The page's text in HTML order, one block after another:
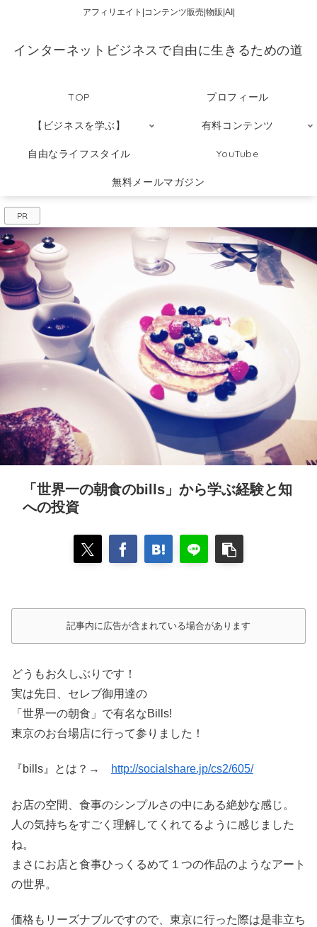
アフィリエイト|コンテンツ販売|物販|AI|
インターネットビジネスで自由に生きるための道
TOP プロフィール
【ビジネスを学ぶ】 有料コンテンツ
自由なライフスタイル YouTube
無料メールマガジン
PR
「世界一の朝食のbills」から学ぶ経験と知
への投資
記事内に広告が含まれている場合があります
どうもお久しぶりです！
実は先日、セレブ御用達の
「世界一の朝食」で有名なBills!
東京のお台場店に行って参りました！
『bills』とは？→ http://socialshare.jp/cs2/605/
お店の空間、食事のシンプルさの中にある絶妙な感じ。
人の気持ちをすごく理解してくれてるように感じました
ね。
まさにお店と食事ひっくるめて１つの作品のようなアート
の世界。
価格もリーズナブルですので、東京に行った際は是非立ち